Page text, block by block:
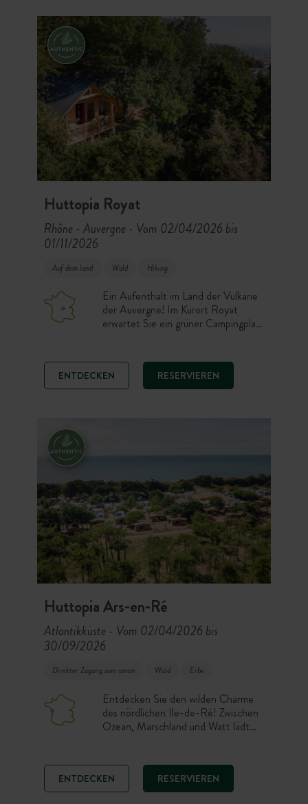
Sommeraktivitäten und das
Schwimmbad Ihre Tage!
Huttopia Royat
Rhône - Auvergne - Vom 02/04/2026 bis
01/11/2026
Auf dem land Wald Hiking
Ein Aufenthalt im Land der Vulkane
der Auvergne! Im Kurort Royat
erwartet Sie ein grüner Campingplatz
im Schatten der Bäume oder im Pool
nach einem erlebnisreichen Tag. Und
das nur einen Katzensprung entfernt
ENTDECKEN RESERVIEREN
Huttopia Ars-en-Ré
Atlantikküste - Vom 02/04/2026 bis
30/09/2026
Direkter Zugang zum ozean Wald Erbe
Entdecken Sie den wilden Charme
des nördlichen Ile-de-Ré! Zwischen
Ozean, Marschland und Watt lädt
Liebhaber finden in unseren
Zeltunterkünften und Stellplätzen
den perfekten Ort für einen Urlaub
ENTDECKEN RESERVIEREN